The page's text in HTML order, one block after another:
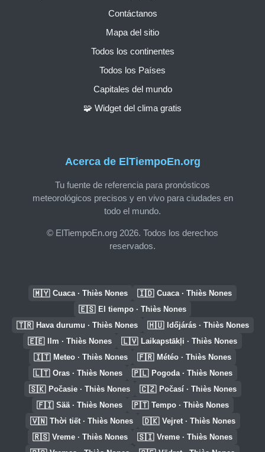
Acerca de ElTiempoEn.org
Tu fuente de referencia para pronósticos
meteorológicos precisos y en vivo para ciudades en
todo el mundo.
© ElTiempoEn.org 2026. Todos los derechos
reservados.
Contáctanos
Mapa del sitio
Todos los continentes
Todos los Países
Capitales del mundo
🧩 Widget del clima gratis
🇲🇾 Cuaca · Thiès Nones 🇮🇩 Cuaca · Thiès Nones
🇪🇸 El tiempo · Thiès Nones
🇹🇷 Hava durumu · Thiès Nones 🇭🇺 Időjárás · Thiès Nones
🇪🇪 Ilm · Thiès Nones 🇱🇻 Laikapstākļi · Thiès Nones
🇮🇹 Meteo · Thiès Nones 🇫🇷 Météo · Thiès Nones
🇱🇹 Oras · Thiès Nones 🇵🇱 Pogoda · Thiès Nones
🇸🇰 Počasie · Thiès Nones 🇨🇿 Počasí · Thiès Nones
🇫🇮 Sää · Thiès Nones 🇵🇹 Tempo · Thiès Nones
🇻🇳 Thời tiết · Thiès Nones 🇩🇰 Vejret · Thiès Nones
🇷🇸 Vreme · Thiès Nones 🇸🇮 Vreme · Thiès Nones